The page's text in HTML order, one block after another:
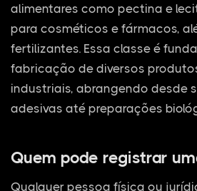
alimentares como pectina e
para cosméticos e fármacos,
fertilizantes. Essa classe é
fabricação de diversos
industriais, abrangendo desde
adesivas até preparações
Quem pode registrar
Qualquer pessoa física ou